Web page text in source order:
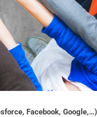
Facebook,